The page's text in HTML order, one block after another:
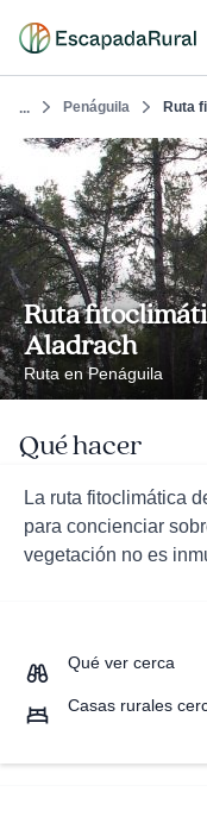
... Penáguila Ruta
Ruta
Aladrach
Ruta en Penáguila
Qué hacer
La ruta fitoclimática
para concienciar
vegetación no es
Qué ver cerca
Casas rurales